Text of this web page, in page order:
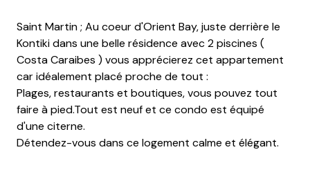
Saint Martin ; Au coeur d'Orient Bay, juste derrière le
Kontiki dans une belle résidence avec 2 piscines (
Costa Caraibes ) vous apprécierez cet appartement
car idéalement placé proche de tout :
Plages, restaurants et boutiques, vous pouvez tout
faire à pied.Tout est neuf et ce condo est équipé
d'une citerne.
Détendez-vous dans ce logement calme et élégant.